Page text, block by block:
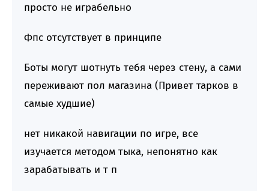
просто не играбельно
Фпс отсутствует в принципе
Боты могут шотнуть тебя через стену, а сами
переживают пол магазина (Привет тарков в
самые худшие)
нет никакой навигации по игре, все
изучается методом тыка, непонятно как
зарабатывать и т п